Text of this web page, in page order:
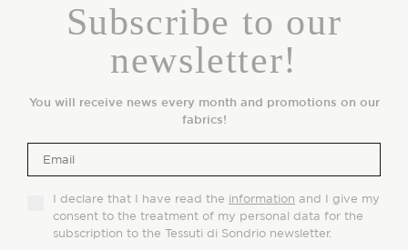
Subscribe to our
newsletter!
You will receive news every month and promotions on our
fabrics!
I declare that I have read the information and I give my
consent to the treatment of my personal data for the
subscription to the Tessuti di Sondrio newsletter.